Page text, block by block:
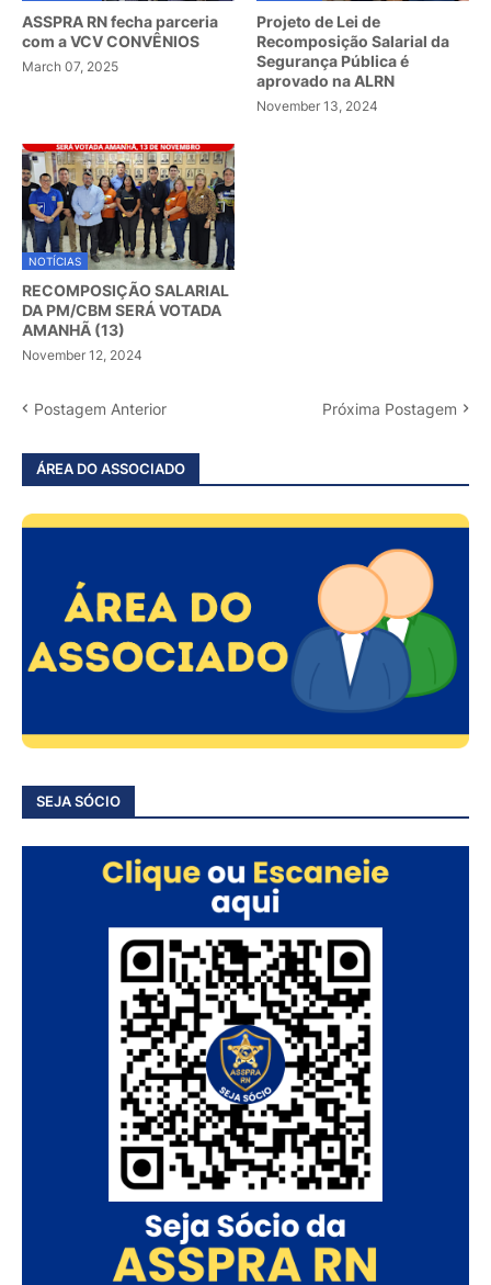
ASSPRA RN fecha parceria
com a VCV CONVÊNIOS
March 07, 2025
Projeto de Lei de
Recomposição Salarial da
Segurança Pública é
aprovado na ALRN
November 13, 2024
NOTÍCIAS
RECOMPOSIÇÃO SALARIAL
DA PM/CBM SERÁ VOTADA
AMANHÃ (13)
November 12, 2024
Postagem Anterior Próxima Postagem
ÁREA DO ASSOCIADO
SEJA SÓCIO